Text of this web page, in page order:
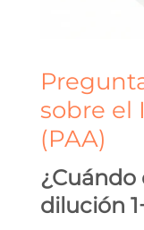
sobre el
(PAA)
¿Cuándo
dilución